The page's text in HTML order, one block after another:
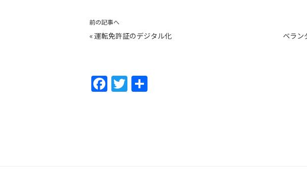
前の記事へ
« 運転免許証のデジタル化 ベラン
F T